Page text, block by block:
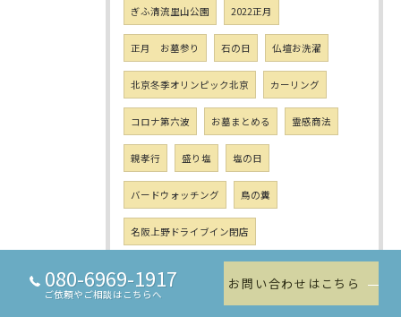
ぎふ清流里山公園 2022正月
正月 お墓参り 石の日 仏壇お洗濯
北京冬季オリンピック北京 カーリング
コロナ第六波 お墓まとめる 霊感商法
親孝行 盛り塩 塩の日
バードウォッチング 鳥の糞
名阪上野ドライブイン閉店
トンガ 海底火山噴火 津波警報
080-6969-1917
ご依頼やご相談はこちらへ
お問い合わせはこちら